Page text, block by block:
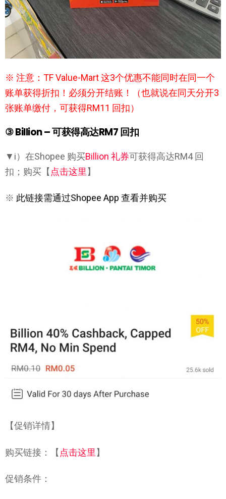
※ 注意：TF Value-Mart 这3个优惠不能同时在同一个
账单获得折扣！必须分开结账！（也就说在同天分开3
张账单缴付，可获得RM11 回扣）
③ Billion – 可获得高达RM7 回扣
▼i）在Shopee 购买Billion 礼券可获得高达RM4 回
扣；购买【点击这里】
※ 此链接需通过Shopee App 查看并购买
【促销详情】
购买链接：【 点击这里 】
促销条件：